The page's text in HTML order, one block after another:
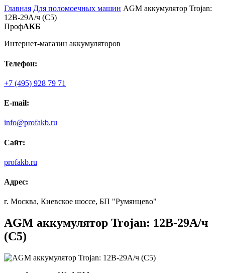
Главная Для поломоечных машин AGM аккумулятор Trojan:
12В-29А/ч (С5)
ПрофАКБ
Интернет-магазин аккумуляторов
Телефон:
+7 (495) 928 79 71
E-mail:
info@profakb.ru
Сайт:
profakb.ru
Адрес:
г. Москва, Киевское шоссе, БП "Румянцево"
AGM аккумулятор Trojan: 12В-29А/ч
(С5)